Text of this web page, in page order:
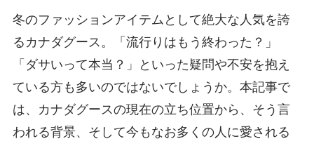
冬のファッションアイテムとして絶大な人気を誇
るカナダグース。「流行りはもう終わった？」
「ダサいって本当？」といった疑問や不安を抱え
ている方も多いのではないでしょうか。本記事で
は、カナダグースの現在の立ち位置から、そう言
われる背景、そして今もなお多くの人に愛される